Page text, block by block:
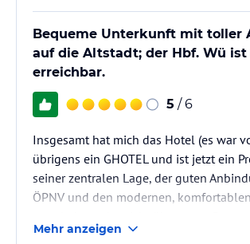
Bequeme Unterkunft mit toller
auf die Altstadt; der Hbf. Wü
erreichbar.
5 / 6
Insgesamt hat mich das Hotel (es war
übrigens ein GHOTEL und ist jetzt ein
seiner zentralen Lage, der guten
ÖPNV und den modernen,
Frühstücksbuffet war reichhaltig und
Mehr anzeigen